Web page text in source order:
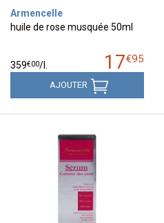
Armencelle
huile de rose musquée 50ml
17€95
359€00/
AJOUTER